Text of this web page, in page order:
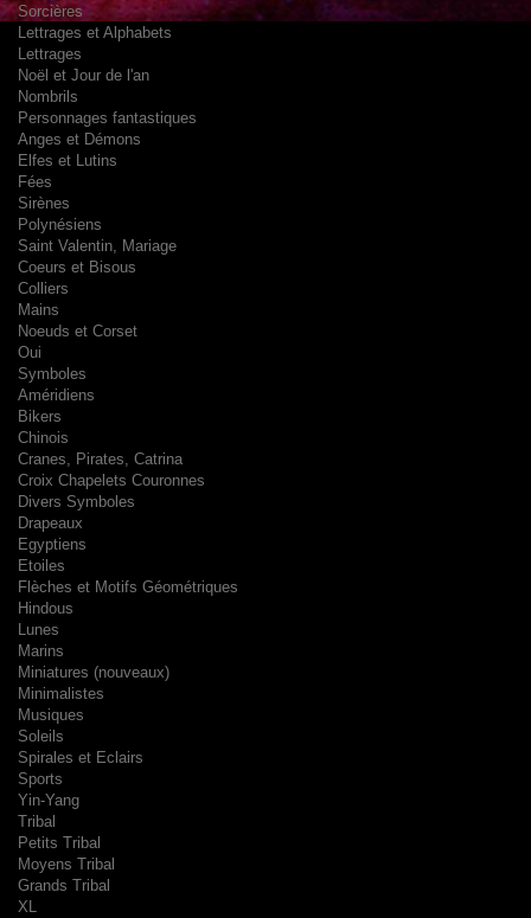
Sorcières
Lettrages et Alphabets
Lettrages
Noël et Jour de l'an
Nombrils
Personnages fantastiques
Anges et Démons
Elfes et Lutins
Fées
Sirènes
Polynésiens
Saint Valentin, Mariage
Coeurs et Bisous
Colliers
Mains
Noeuds et Corset
Oui
Symboles
Améridiens
Bikers
Chinois
Cranes, Pirates, Catrina
Croix Chapelets Couronnes
Divers Symboles
Drapeaux
Egyptiens
Etoiles
Flèches et Motifs Géométriques
Hindous
Lunes
Marins
Miniatures (nouveaux)
Minimalistes
Musiques
Soleils
Spirales et Eclairs
Sports
Yin-Yang
Tribal
Petits Tribal
Moyens Tribal
Grands Tribal
XL